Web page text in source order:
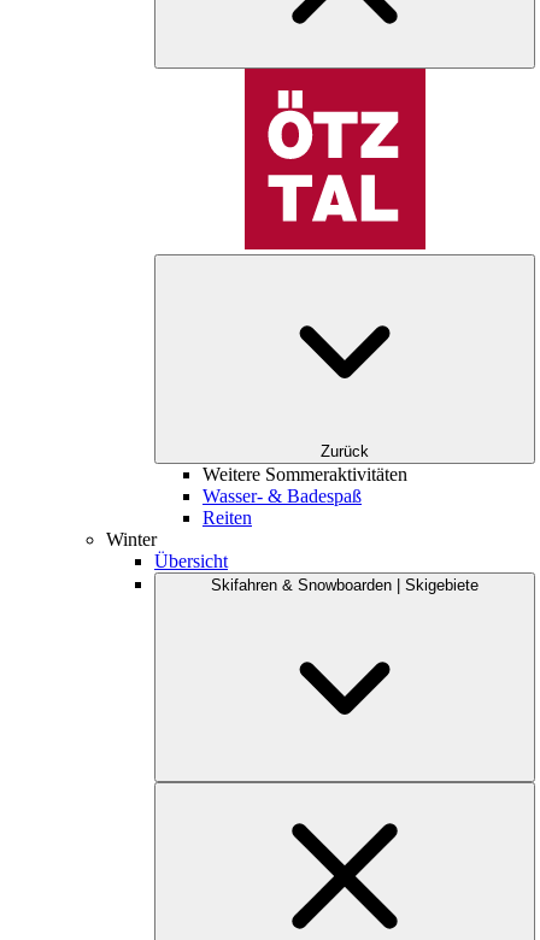
Zurück
Weitere Sommeraktivitäten
Wasser- & Badespaß
Reiten
Winter
Übersicht
Skifahren & Snowboarden | Skigebiete